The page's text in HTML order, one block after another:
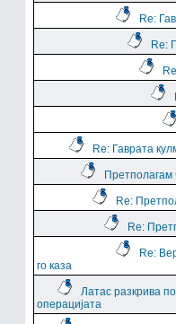
Re:
Re:
Re: Гаврата
Претполагам
Re:
Re:
Re:
го каза
Латас разкрива
операцијата